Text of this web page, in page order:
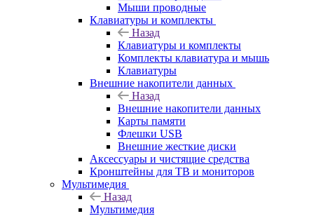
Мыши проводные
Клавиатуры и комплекты
Назад
Клавиатуры и комплекты
Комплекты клавиатура и мышь
Клавиатуры
Внешние накопители данных
Назад
Внешние накопители данных
Карты памяти
Флешки USB
Внешние жесткие диски
Аксессуары и чистящие средства
Кронштейны для ТВ и мониторов
Мультимедия
Назад
Мультимедия